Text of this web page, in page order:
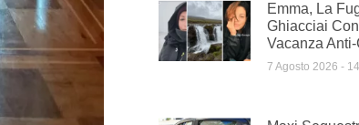
Emma, La
Ghiacciai
Vacanza
7 Agosto 2026